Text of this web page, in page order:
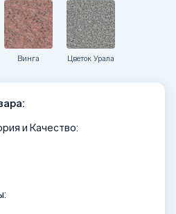
Винга Цветок Урала
и Качество: